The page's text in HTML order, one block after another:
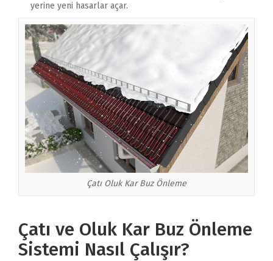
yerine yeni hasarlar açar.
Çatı Oluk Kar Buz Önleme
Çatı ve Oluk Kar Buz Önleme
Sistemi Nasıl Çalışır?